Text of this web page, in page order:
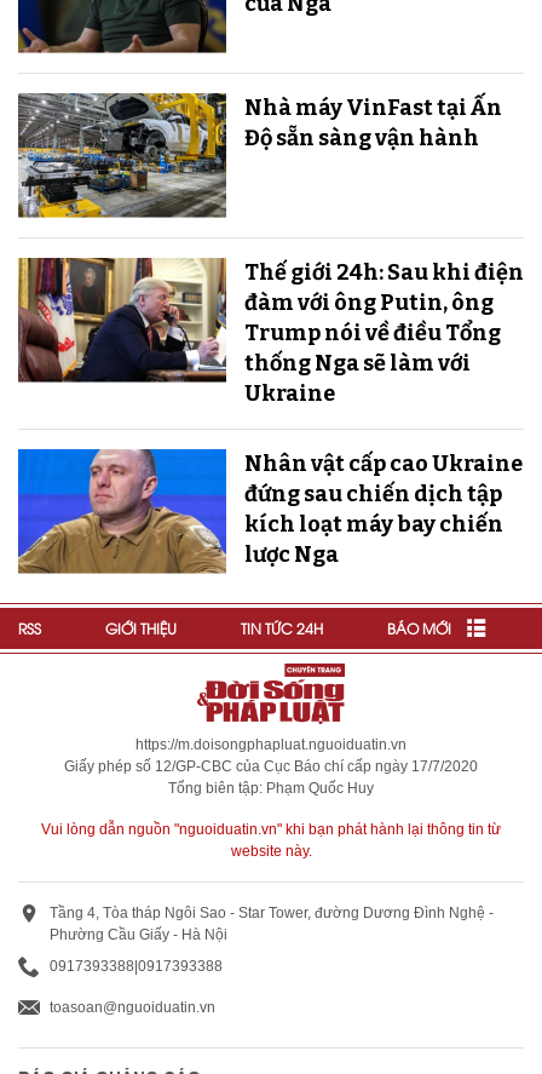
Nhà máy VinFast tại Ấn
Độ sẵn sàng v​​​​​​​ận hành
Thế giới 24h: Sau khi điện
đàm với ông Putin, ông
Trump nói về điều Tổng
thống Nga sẽ làm với
Ukraine
Nhân vật cấp cao Ukraine
đứng sau chiến dịch tập
kích loạt máy bay chiến
lược Nga
RSS GIỚI THIỆU TIN TỨC 24H BÁO MỚI
https://m.doisongphapluat.nguoiduatin.vn
Giấy phép số 12/GP-CBC của Cục Báo chí cấp ngày 17/7/2020
Tổng biên tập: Phạm Quốc Huy
Vui lòng dẫn nguồn "nguoiduatin.vn" khi bạn phát hành lại thông tin từ
website này.
Tầng 4, Tòa tháp Ngôi Sao - Star Tower, đường Dương Đình Nghệ -
Phường Cầu Giấy - Hà Nội
0917393388|0917393388
toasoan@nguoiduatin.vn